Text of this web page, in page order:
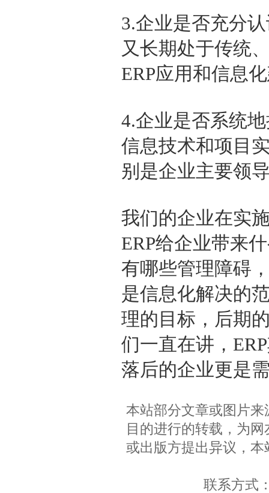
3.企业是否充分
又长期处于传统
ERP应用和信息
4.企业是否系统
信息技术和项目
别是企业主要领
我们的企业在实
ERP给企业带来
有哪些管理障碍
是信息化解决的
理的目标，后期
们一直在讲，
落后的企业更是
本站部分文章或图片
目的进行的转载，为
或出版方提出异议，
联系方式